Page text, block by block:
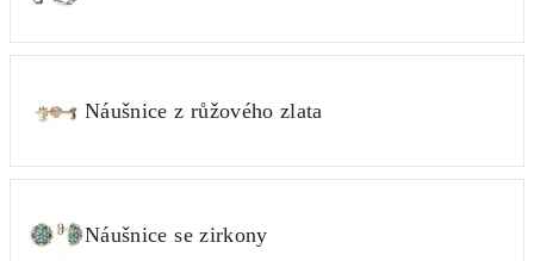
Náušnice z růžového zlata
Náušnice se zirkony